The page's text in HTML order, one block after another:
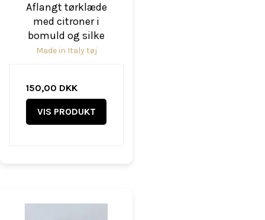
Aflangt tørklæde
med citroner i
bomuld og silke
Made in Italy tøj
150,00 DKK
VIS PRODUKT